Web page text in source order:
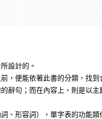
設計的。
，便能依著此書的分類，找
辭句；而在內容上，則是
、形容詞），單字表的功能